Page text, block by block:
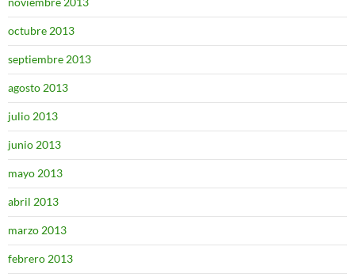
octubre 2013
septiembre 2013
agosto 2013
julio 2013
junio 2013
mayo 2013
abril 2013
marzo 2013
febrero 2013